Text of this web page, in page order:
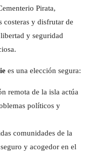
CONFORT
INSTALACIONES EN
BUNGALOW
EQUIPO AURORA
Pirata,
costeras y disfrutar de
y seguridad
es una elección segura:
remota de la isla actúa
políticos y
comunidades de la
y acogedor en el